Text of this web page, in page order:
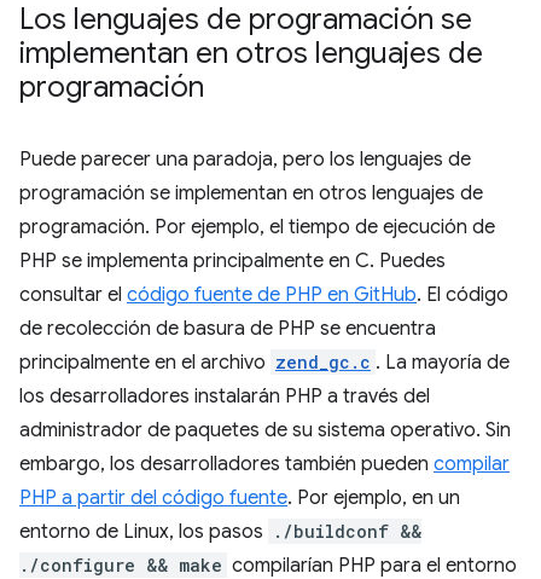
Los lenguajes de programación se
implementan en otros lenguajes de
programación
Puede parecer una paradoja, pero los lenguajes de
programación se implementan en otros lenguajes de
programación. Por ejemplo, el tiempo de ejecución de
PHP se implementa principalmente en C. Puedes
consultar el código fuente de PHP en GitHub. El código
de recolección de basura de PHP se encuentra
principalmente en el archivo zend_gc.c . La mayoría de
los desarrolladores instalarán PHP a través del
administrador de paquetes de su sistema operativo. Sin
embargo, los desarrolladores también pueden compilar
PHP a partir del código fuente. Por ejemplo, en un
entorno de Linux, los pasos
./buildconf &&
./configure && make compilarían PHP para el entorno